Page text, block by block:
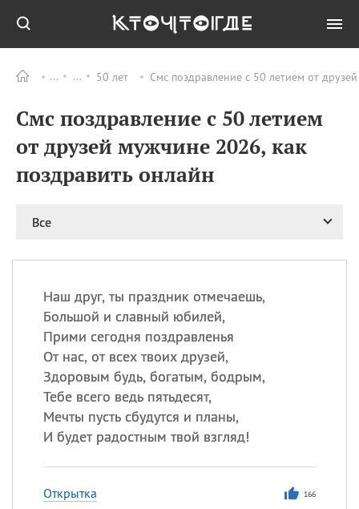
50 лет Смс поздравление с 50 летием от
Смс поздравление с 50 летием
от друзей мужчине 2026, как
поздравить онлайн
Все
Наш друг, ты праздник отмечаешь,
Большой и славный юбилей,
Прими сегодня поздравленья
От нас, от всех твоих друзей,
Здоровым будь, богатым, бодрым,
Тебе всего ведь пятьдесят,
Мечты пусть сбудутся и планы,
И будет радостным твой взгляд!
Открытка 166
ПРАЗДНИКИ Все
08.08 День «Счастье
случается» (Happiness
Happens Day)
08.08 День мира в Аугсбурге
больных
09.08 День книголюбов (Book
Lovers Day)
ИМЕНА
Сегодня празднуют именины
Александр,Макар